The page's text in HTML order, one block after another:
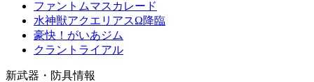
ファントムマスカレード
水神獣アクエリアスΩ降臨
豪快！がいあジム
クラントライアル
新武器・防具情報